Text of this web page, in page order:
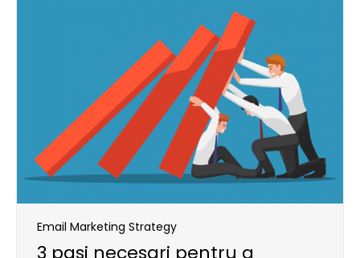
Email Marketing Strategy
3 pasi necesari pentru a